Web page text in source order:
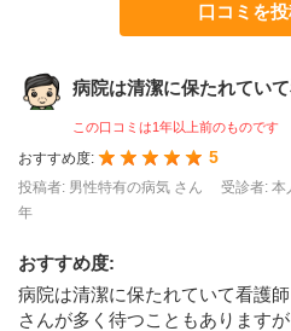
口コミを
病院は清潔に保たれてい
この口コミは1年以上前のものです
おすすめ度: 5
投稿者: 男性特有の病気 さん 受診者: 本
年
おすすめ度:
病院は清潔に保たれていて看護
さんが多く待つこともあります